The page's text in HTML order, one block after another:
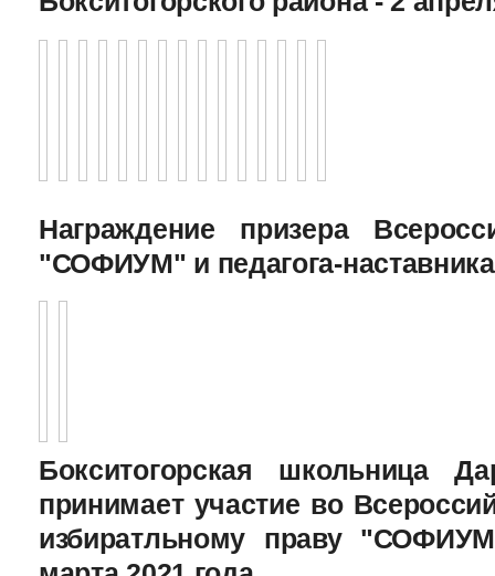
Награждение призера
"СОФИУМ" и педагога-наставника
Бокситогорская школьница
принимает участие во
избиратльному праву